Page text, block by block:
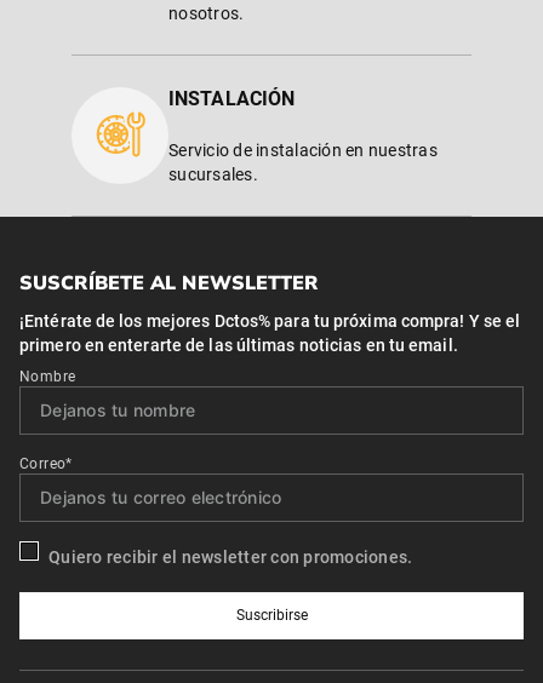
nosotros.
INSTALACIÓN
Servicio de instalación en nuestras
sucursales.
SUSCRÍBETE AL NEWSLETTER
¡Entérate de los mejores Dctos% para tu próxima compra! Y se el
primero en enterarte de las últimas noticias en tu email.
Nombre
Correo*
Quiero recibir el newsletter con promociones.
Suscribirse